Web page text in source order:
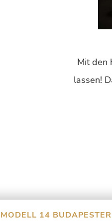
Mit den
lassen!
MODELL 14 BUDAPESTER